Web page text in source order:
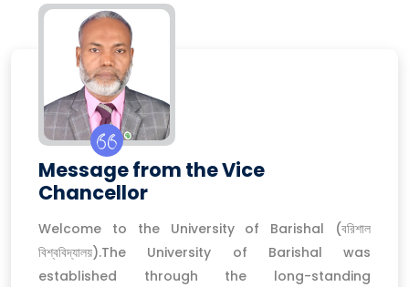
Message from the Vice
Chancellor
Welcome to the University of Barishal (বরিশাল
বিশ্ববিদ্যালয়).The University of Barishal was
established through the long-standing